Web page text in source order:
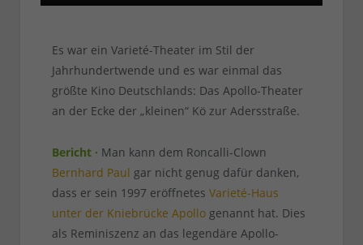
Es war ein Varieté-Theater im Stil der
Jahrhundertwende und es war einmal das
größte Kino Deutschlands: Das Apollo-Theater
an der Ecke der „kleinen“ Kö zur Adersstraße.
Bericht · Man kann dem Roncalli-Clown
Bernhard Paul gar nicht genug dafür danken,
dass er sein 1997 eröffnetes Varieté-Haus
unter der Kniebrücke Apollogenannt hat. Dies
als Reminiszenz an das legendäre Apollo-